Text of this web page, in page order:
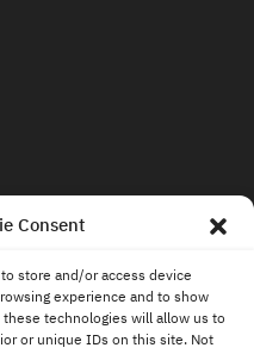
Consent
store and/or access device
experience and to show
technologies will allow us to
or unique IDs on this site. Not
แอดมิน